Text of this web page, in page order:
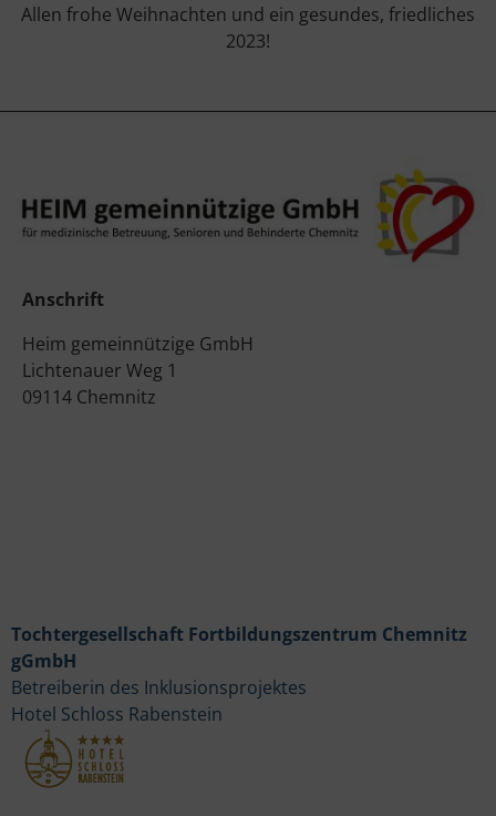
Allen frohe Weihnachten und ein gesundes, friedliches
2023!
Anschrift
Heim gemeinnützige GmbH
Lichtenauer Weg 1
09114 Chemnitz
Tochtergesellschaft Fortbildungszentrum Chemnitz
gGmbH
Betreiberin des Inklusionsprojektes
Hotel Schloss Rabenstein